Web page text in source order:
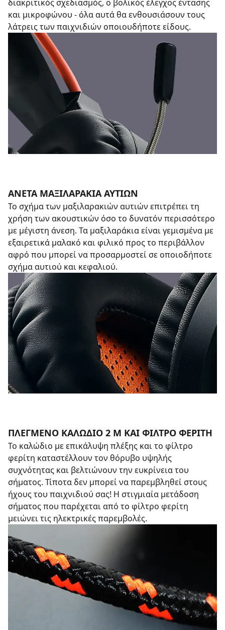
διακριτικός σχεδιασμός, ο βολικός έλεγχος έντασης
και μικροφώνου - όλα αυτά θα ενθουσιάσουν τους
λάτρεις των παιχνιδιών οποιουδήποτε είδους.
ΑΝΕΤΑ ΜΑΞΙΛΑΡΑΚΙΑ ΑΥΤΙΩΝ
Το σχήμα των μαξιλαρακιών αυτιών επιτρέπει τη
χρήση των ακουστικών όσο το δυνατόν περισσότερο
με μέγιστη άνεση. Τα μαξιλαράκια είναι γεμισμένα με
εξαιρετικά μαλακό και φιλικό προς το περιβάλλον
αφρό που μπορεί να προσαρμοστεί σε οποιοδήποτε
σχήμα αυτιού και κεφαλιού.
ΠΛΕΓΜΕΝΟ ΚΑΛΩΔΙΟ 2 Μ ΚΑΙ ΦΙΛΤΡΟ ΦΕΡΙΤΗ
Το καλώδιο με επικάλυψη πλέξης και το φίλτρο
φερίτη καταστέλλουν τον θόρυβο υψηλής
συχνότητας και βελτιώνουν την ευκρίνεια του
σήματος. Τίποτα δεν μπορεί να παρεμβληθεί στους
ήχους του παιχνιδιού σας! Η στιγμιαία μετάδοση
σήματος που παρέχεται από το φίλτρο φερίτη
μειώνει τις ηλεκτρικές παρεμβολές.